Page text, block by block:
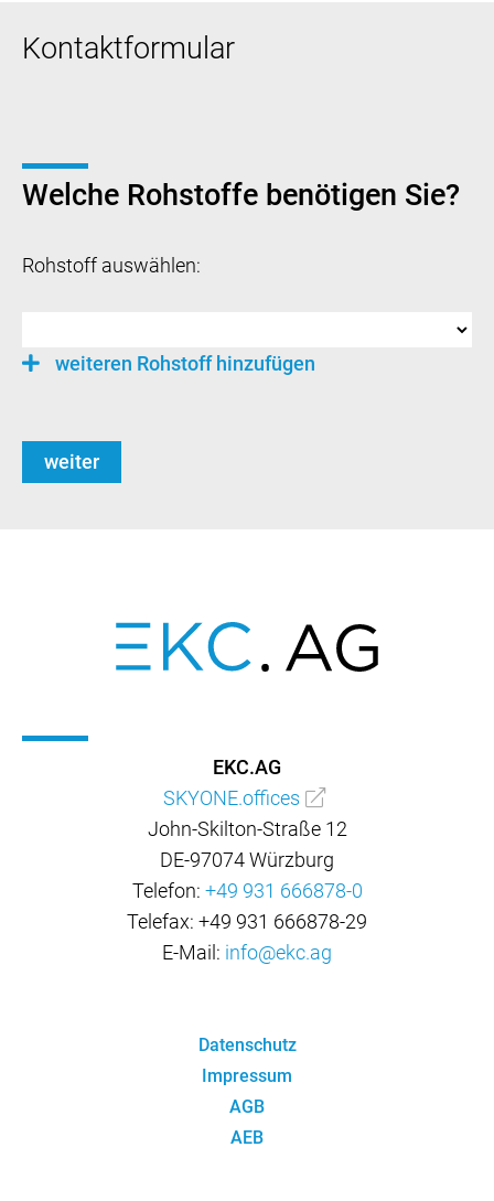
Kontaktformular
Welche Rohstoffe benötigen Sie?
Rohstoff auswählen:
weiteren Rohstoff hinzufügen
weiter
EKC.AG
SKYONE.offices
John-Skilton-Straße 12
DE-97074 Würzburg
Telefon: +49 931 666878-0
Telefax: +49 931 666878-29
E-Mail: info@ekc.ag
Datenschutz
Impressum
AGB
AEB